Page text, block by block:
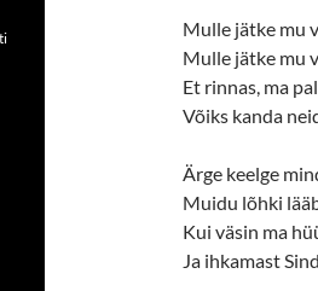
Mulle jätke mu
Mulle jätke mu
Et rinnas, ma
Võiks kanda
Ärge keelge
Muidu lõhki
Kui väsin ma
Ja ihkamast